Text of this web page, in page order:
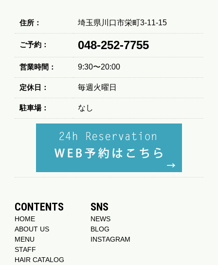
住所： 埼玉県川口市栄町3-11-15
ご予約： 048-252-7755
営業時間： 9:30〜20:00
定休日： 毎週火曜日
駐車場： なし
CONTENTS
HOME
ABOUT US
MENU
STAFF
HAIR CATALOG
SNS
NEWS
BLOG
INSTAGRAM